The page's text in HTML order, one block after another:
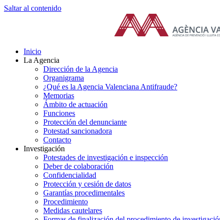
Saltar al contenido
Inicio
La Agencia
Dirección de la Agencia
Organigrama
¿Qué es la Agencia Valenciana Antifraude?
Memorias
Ámbito de actuación
Funciones
Protección del denunciante
Potestad sancionadora
Contacto
Investigación
Potestades de investigación e inspección
Deber de colaboración
Confidencialidad
Protección y cesión de datos
Garantías procedimentales
Procedimiento
Medidas cautelares